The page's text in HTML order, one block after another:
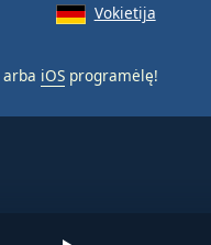
Vokietija
arba iOS programėlę!